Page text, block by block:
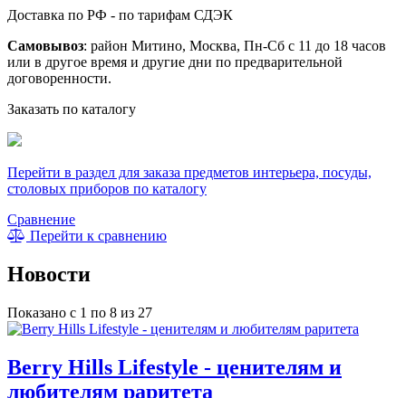
Доставка по РФ - по тарифам СДЭК
Самовывоз: район Митино, Москва, Пн-Сб с 11 до 18 часов
или в другое время и другие дни по предварительной
договоренности.
Заказать по каталогу
Перейти в раздел для заказа предметов интерьера, посуды,
столовых приборов по каталогу
Сравнение
Перейти к сравнению
Новости
Показано с 1 по 8 из 27
Berry Hills Lifestyle - ценителям и
любителям раритета